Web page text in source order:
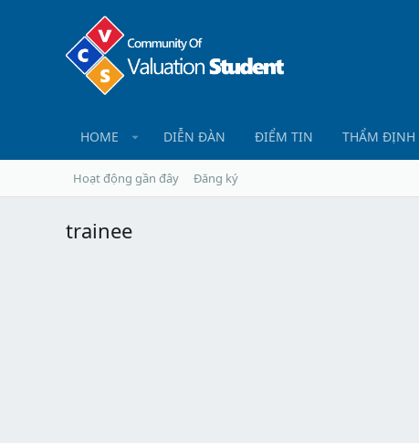
HOME DIỄN ĐÀN ĐIỂM TIN THẨM ĐỊNH
Hoạt động gần đây Đăng ký
trainee